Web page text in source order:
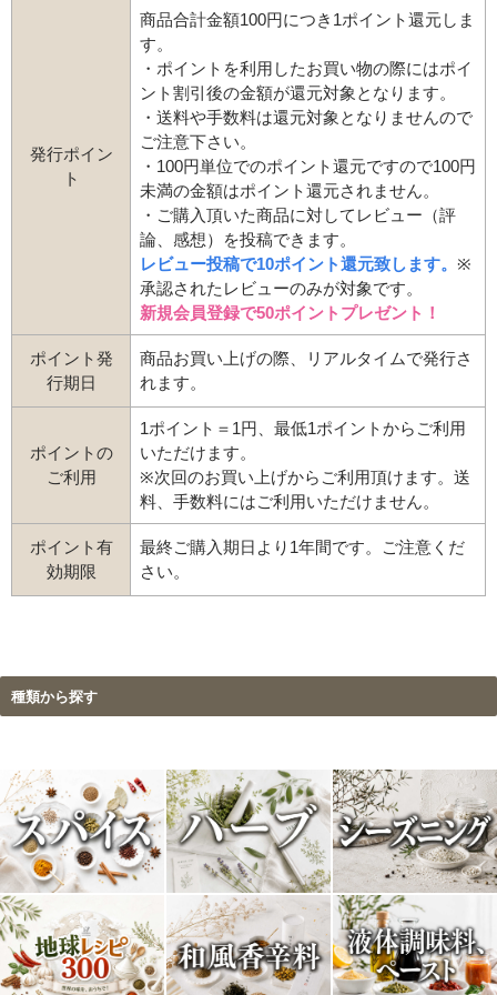
発行ポイン
ト
商品合計金額100円につき1ポイント還元しま
す。
・ポイントを利用したお買い物の際にはポイ
ント割引後の金額が還元対象となります。
・送料や手数料は還元対象となりませんので
ご注意下さい。
・100円単位でのポイント還元ですので100円
未満の金額はポイント還元されません。
・ご購入頂いた商品に対してレビュー（評
論、感想）を投稿できます。
レビュー投稿で10ポイント還元致します。 ※
承認されたレビューのみが対象です。
新規会員登録で50ポイントプレゼント！
ポイント発
行期日
商品お買い上げの際、リアルタイムで発行さ
れます。
ポイントの
ご利用
1ポイント＝1円、最低1ポイントからご利用
いただけます。
※次回のお買い上げからご利用頂けます。送
料、手数料にはご利用いただけません。
ポイント有
効期限
最終ご購入期日より1年間です。ご注意くだ
さい。
種類から探す